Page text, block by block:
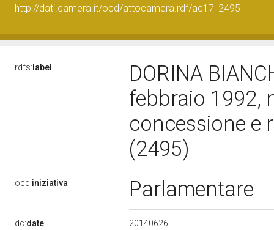
http://dati.camera.it/ocd/attocamera.rdf/ac17_2495
rdfs: label
DORINA
febbraio 1992,
concessione e
(2495)
ocd:iniziativa Parlamentare
dc:date 20140626